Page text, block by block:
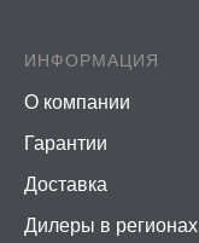
ИНФОРМАЦИЯ
О компании
Гарантии
Доставка
Дилеры в регионах